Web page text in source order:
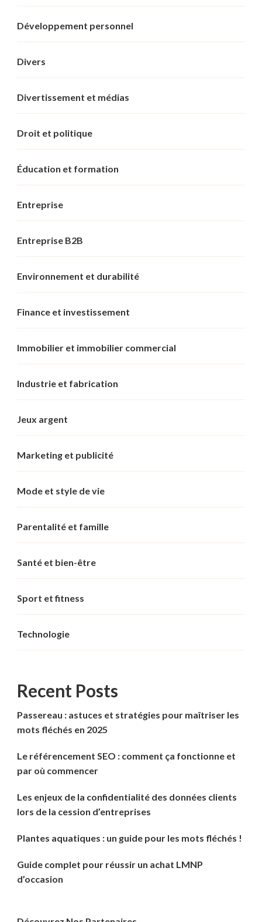
Développement personnel
Divers
Divertissement et médias
Droit et politique
Éducation et formation
Entreprise
Entreprise B2B
Environnement et durabilité
Finance et investissement
Immobilier et immobilier commercial
Industrie et fabrication
Jeux argent
Marketing et publicité
Mode et style de vie
Parentalité et famille
Santé et bien-être
Sport et fitness
Technologie
Recent Posts
Passereau : astuces et stratégies pour maîtriser les
mots fléchés en 2025
Le référencement SEO : comment ça fonctionne et
par où commencer
Les enjeux de la confidentialité des données clients
lors de la cession d’entreprises
Plantes aquatiques : un guide pour les mots fléchés !
Guide complet pour réussir un achat LMNP
d’occasion